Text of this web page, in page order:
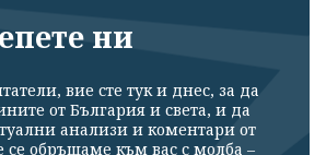
ни
вие сте тук и днес, за да
от България и света, и да
анализи и коментари от
се обръщаме към вас с молба –